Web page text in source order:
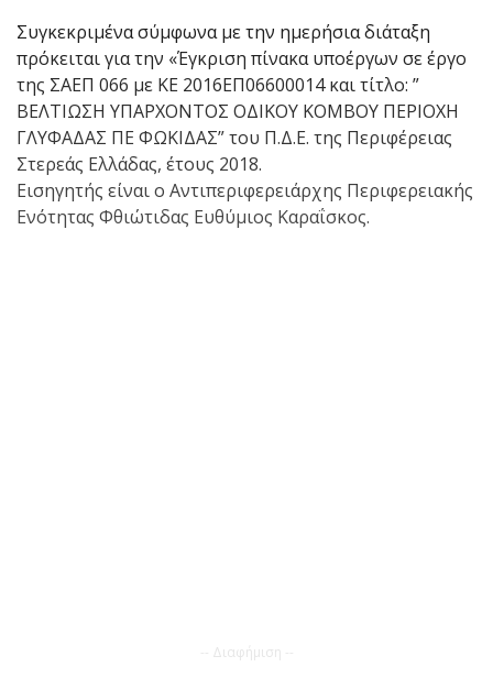
Συγκεκριμένα σύμφωνα με την ημερήσια διάταξη
πρόκειται για την «Έγκριση πίνακα υποέργων σε έργο
της ΣΑΕΠ 066 με ΚΕ 2016ΕΠ06600014 και τίτλο: ”
ΒΕΛΤΙΩΣΗ ΥΠΑΡΧΟΝΤΟΣ ΟΔΙΚΟΥ ΚΟΜΒΟΥ ΠΕΡΙΟΧΗ
ΓΛΥΦΑΔΑΣ ΠΕ ΦΩΚΙΔΑΣ” του Π.Δ.Ε. της Περιφέρειας
Στερεάς Ελλάδας, έτους 2018.
Εισηγητής είναι ο Αντιπεριφερειάρχης Περιφερειακής
Ενότητας Φθιώτιδας Ευθύμιος Καραΐσκος.
-- Διαφήμιση --